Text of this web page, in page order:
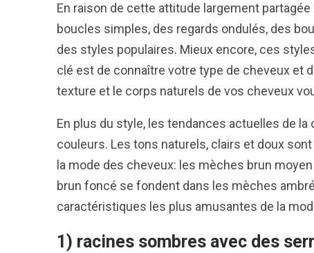
En raison de cette attitude largement
boucles simples, des regards ondulés, des
des styles populaires. Mieux encore, ces
clé est de connaître votre type de cheveux et
texture et le corps naturels de vos cheveux
En plus du style, les tendances actuelles de
couleurs. Les tons naturels, clairs et doux
la mode des cheveux: les mèches brun
brun foncé se fondent dans les mèches
caractéristiques les plus amusantes de la
1) racines sombres avec des